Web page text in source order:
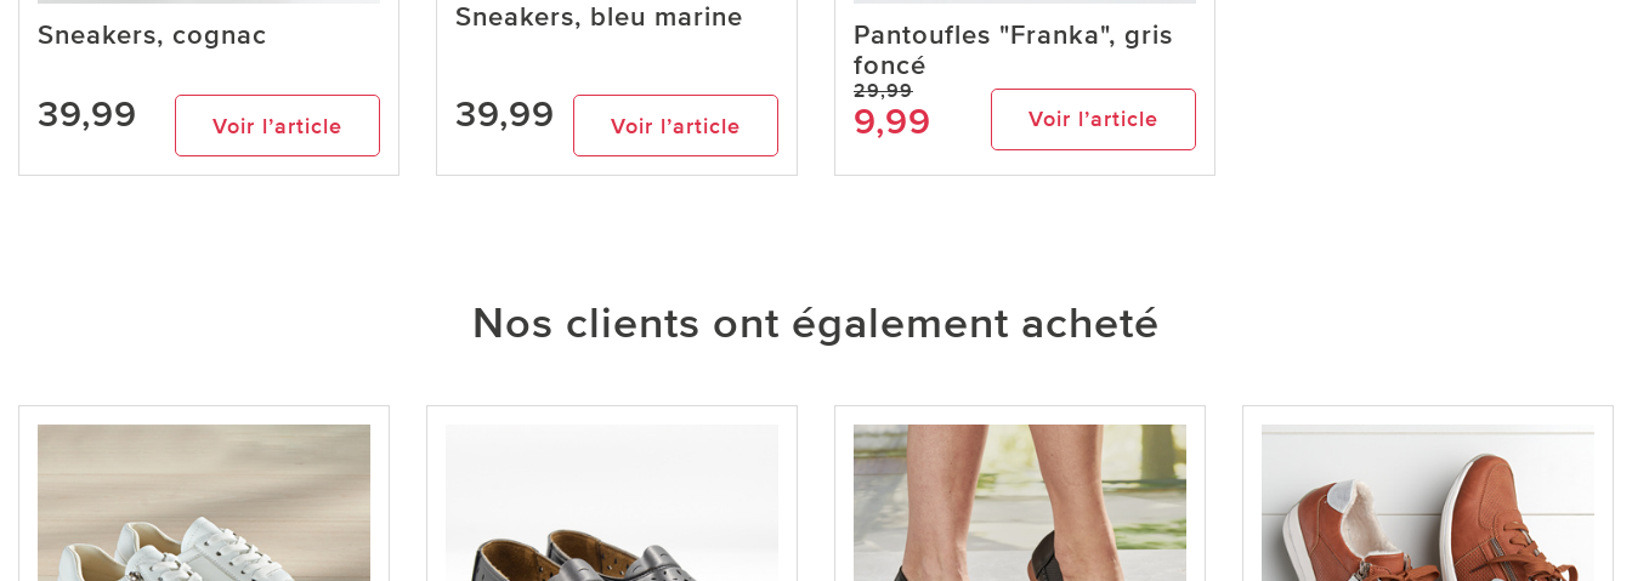
Sneakers, cognac
39,99 Voir l’article
Sneakers, bleu marine
39,99 Voir l’article
Pantoufles "Franka", gris
foncé
29,99
9,99 Voir l’article
Nos clients ont également acheté